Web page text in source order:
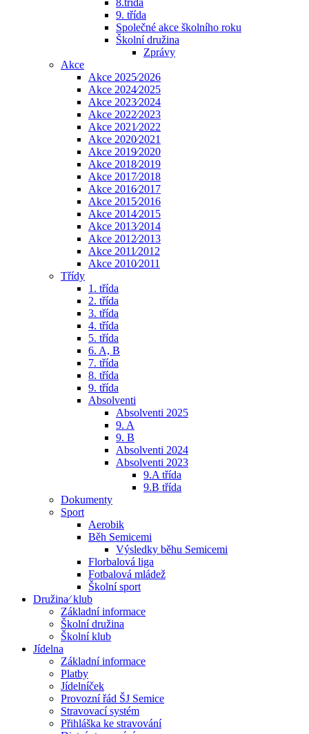
8.třída
9. třída
Společné akce školního roku
Školní družina
Zprávy
Akce
Akce 2025⁄2026
Akce 2024⁄2025
Akce 2023⁄2024
Akce 2022⁄2023
Akce 2021⁄2022
Akce 2020⁄2021
Akce 2019⁄2020
Akce 2018⁄2019
Akce 2017⁄2018
Akce 2016⁄2017
Akce 2015⁄2016
Akce 2014⁄2015
Akce 2013⁄2014
Akce 2012⁄2013
Akce 2011⁄2012
Akce 2010⁄2011
Třídy
1. třída
2. třída
3. třída
4. třída
5. třída
6. A, B
7. třída
8. třída
9. třída
Absolventi
Absolventi 2025
9. A
9. B
Absolventi 2024
Absolventi 2023
9.A třída
9.B třída
Dokumenty
Sport
Aerobik
Běh Semicemi
Výsledky běhu Semicemi
Florbalová liga
Fotbalová mládež
Školní sport
Družina⁄ klub
Základní informace
Školní družina
Školní klub
Jídelna
Základní informace
Platby
Jídelníček
Provozní řád ŠJ Semice
Stravovací systém
Přihláška ke stravování